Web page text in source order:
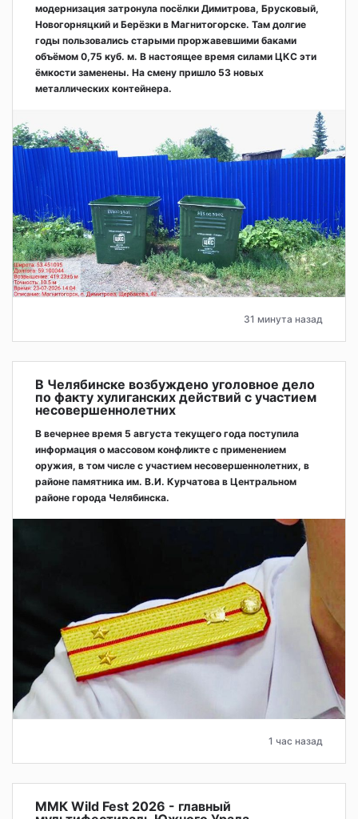
модернизация затронула посёлки Димитрова, Брусковый,
Новогорняцкий и Берёзки в Магнитогорске. Там долгие
годы пользовались старыми проржавевшими баками
объёмом 0,75 куб. м. В настоящее время силами ЦКС эти
ёмкости заменены. На смену пришло 53 новых
металлических контейнера.
31 минута назад
В Челябинске возбуждено уголовное дело
по факту хулиганских действий с участием
несовершеннолетних
В вечернее время 5 августа текущего года поступила
информация о массовом конфликте с применением
оружия, в том числе с участием несовершеннолетних, в
районе памятника им. В.И. Курчатова в Центральном
районе города Челябинска.
1 час назад
ММК Wild Fest 2026 - главный